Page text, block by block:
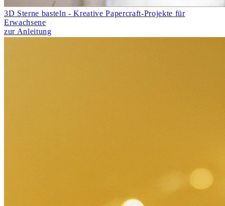
3D Sterne basteln - Kreative Papercraft-Projekte für
Erwachsene
zur Anleitung